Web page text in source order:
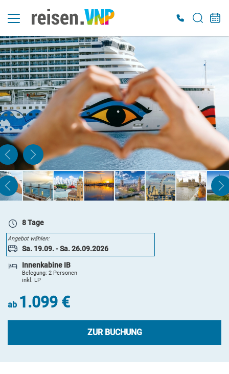
8 Tage
Angebot wählen:
Sa. 19.09. - Sa. 26.09.2026
Innenkabine IB
Belegung: 2 Personen
inkl. LP
ab 1.099 €
ZUR BUCHUNG
8 Tage
Sa. 19.09. - Sa. 26.09.2026
Innenkabine IB
Belegung: 2 Personen
inkl. LP
ab 1.099 €
ZUR BUCHUNG
8 Tage
Sa. 19.09. - Sa. 26.09.2026
2-Bett-Verandakabine
8 Tage
Sa. 19.09. - Sa. 26.09.2026
Belegung: 2 Personen